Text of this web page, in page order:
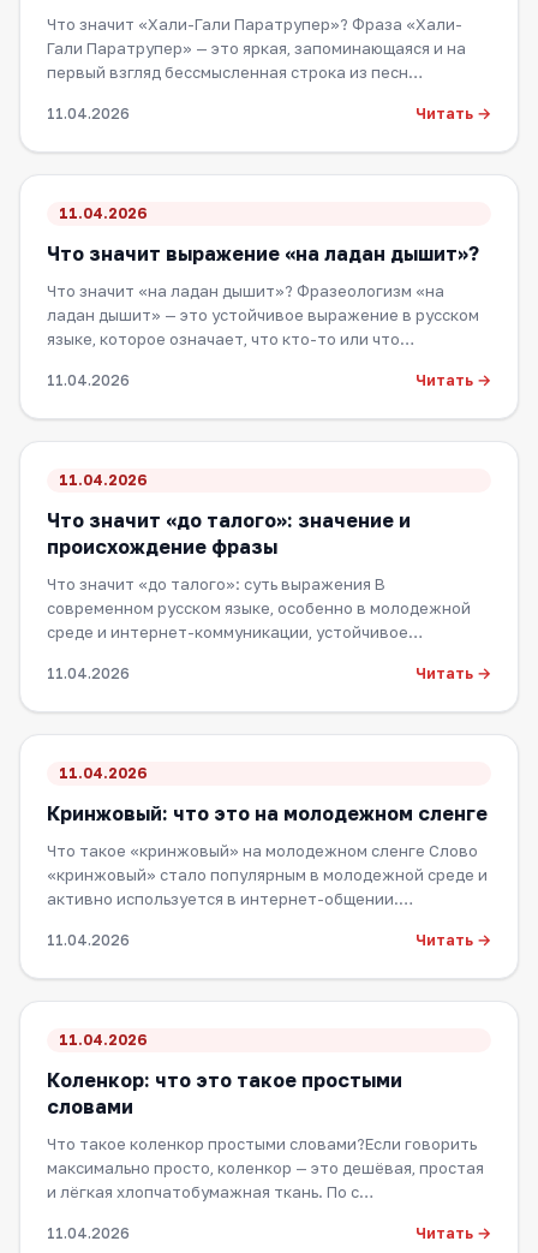
Что значит «Хали-Гали Паратрупер»? Фраза «Хали-
Гали Паратрупер» — это яркая, запоминающаяся и на
первый взгляд бессмысленная строка из песн…
11.04.2026 Читать →
11.04.2026
Что значит выражение «на ладан дышит»?
Что значит «на ладан дышит»? Фразеологизм «на
ладан дышит» — это устойчивое выражение в русском
языке, которое означает, что кто-то или что…
11.04.2026 Читать →
11.04.2026
Что значит «до талого»: значение и
происхождение фразы
Что значит «до талого»: суть выражения В
современном русском языке, особенно в молодежной
среде и интернет-коммуникации, устойчивое
11.04.2026 Читать →
11.04.2026
Кринжовый: что это на молодежном сленге
Что такое «кринжовый» на молодежном сленге Слово
«кринжовый» стало популярным в молодежной среде и
активно используется в интернет-общении.…
11.04.2026 Читать →
11.04.2026
Коленкор: что это такое простыми
словами
Что такое коленкор простыми словами?Если говорить
максимально просто, коленкор — это дешёвая, простая
и лёгкая хлопчатобумажная ткань. По с…
11.04.2026 Читать →